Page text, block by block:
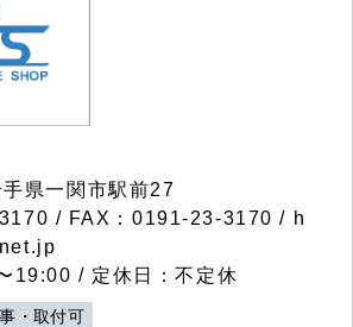
県一関市駅前27
/ FAX：0191-23-3170 / h
19:00 / 定休日：不定休
・取付可